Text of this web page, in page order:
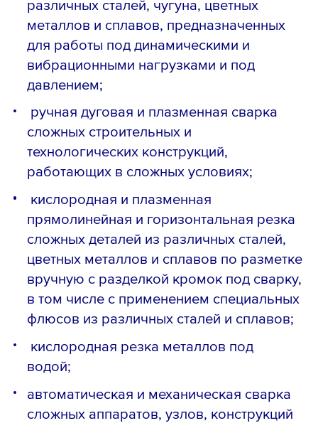
металлов и сплавов, предназначенных
для работы под динамическими и
вибрационными нагрузками и под
давлением;
ручная дуговая и плазменная сварка
сложных строительных и
технологических конструкций,
работающих в сложных условиях;
кислородная и плазменная
прямолинейная и горизонтальная резка
сложных деталей из различных сталей,
цветных металлов и сплавов по разметке
вручную с разделкой кромок под сварку,
в том числе с применением специальных
флюсов из различных сталей и сплавов;
кислородная резка металлов под
водой;
автоматическая и механическая сварка
сложных аппаратов, узлов, конструкций